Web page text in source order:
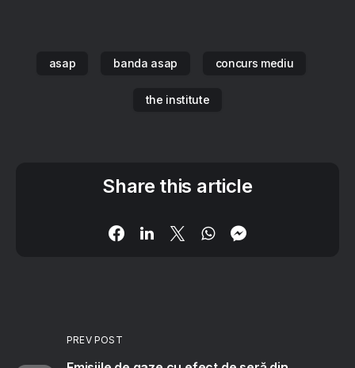
asap banda asap concurs mediu
the institute
Share this article
PREV POST